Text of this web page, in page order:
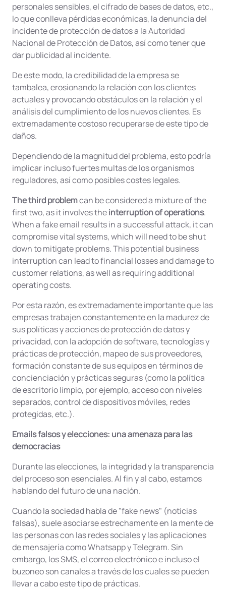
personales sensibles, el cifrado de bases de datos, etc.,
lo que conlleva pérdidas económicas, la denuncia del
incidente de protección de datos a la Autoridad
Nacional de Protección de Datos, así como tener que
dar publicidad al incidente.
De este modo, la credibilidad de la empresa se
tambalea, erosionando la relación con los clientes
actuales y provocando obstáculos en la relación y el
análisis del cumplimiento de los nuevos clientes. Es
extremadamente costoso recuperarse de este tipo de
daños.
Dependiendo de la magnitud del problema, esto podría
implicar incluso fuertes multas de los organismos
reguladores, así como posibles costes legales.
The third problemcan be considered a mixture of the
first two, as it involves theinterruption of operations.
When a fake email results in a successful attack, it can
compromise vital systems, which will need to be shut
down to mitigate problems. This potential business
interruption can lead to financial losses and damage to
customer relations, as well as requiring additional
operating costs.
Por esta razón, es extremadamente importante que las
empresas trabajen constantemente en la madurez de
sus políticas y acciones de protección de datos y
privacidad, con la adopción de software, tecnologías y
prácticas de protección, mapeo de sus proveedores,
formación constante de sus equipos en términos de
concienciación y prácticas seguras (como la política
de escritorio limpio, por ejemplo, acceso con niveles
separados, control de dispositivos móviles, redes
protegidas, etc.).
Emails falsos y elecciones: una amenaza para las
democracias
Durante las elecciones, la integridad y la transparencia
del proceso son esenciales. Al fin y al cabo, estamos
hablando del futuro de una nación.
Cuando la sociedad habla de "fake news" (noticias
falsas), suele asociarse estrechamente en la mente de
las personas con las redes sociales y las aplicaciones
de mensajería como Whatsapp y Telegram. Sin
embargo, los SMS, el correo electrónico e incluso el
buzoneo son canales a través de los cuales se pueden
llevar a cabo este tipo de prácticas.